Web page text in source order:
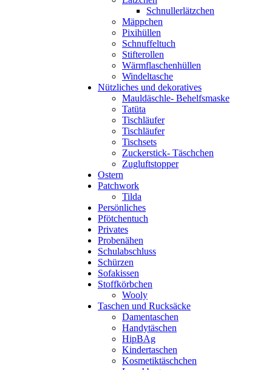
Schnullerlätzchen
Mäppchen
Pixihüllen
Schnuffeltuch
Stifterollen
Wärmflaschenhüllen
Windeltasche
Nützliches und dekoratives
Mauldäschle- Behelfsmaske
Tatüta
Tischläufer
Tischläufer
Tischsets
Zuckerstick- Täschchen
Zugluftstopper
Ostern
Patchwork
Tilda
Persönliches
Pfötchentuch
Privates
Probenähen
Schulabschluss
Schürzen
Sofakissen
Stoffkörbchen
Wooly
Taschen und Rucksäcke
Damentaschen
Handytäschen
HipBAg
Kindertaschen
Kosmetiktäschchen